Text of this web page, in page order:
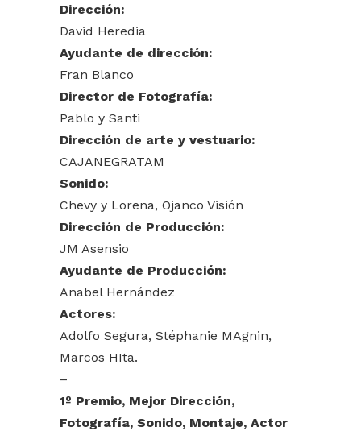
Dirección:
David Heredia
Ayudante de dirección:
Fran Blanco
Director de Fotografía:
Pablo y Santi
Dirección de arte y vestuario:
CAJANEGRATAM
Sonido:
Chevy y Lorena, Ojanco Visión
Dirección de Producción:
JM Asensio
Ayudante de Producción:
Anabel Hernández
Actores:
Adolfo Segura, Stéphanie MAgnin,
Marcos HIta.
–
1º Premio, Mejor Dirección,
Fotografía, Sonido, Montaje, Actor